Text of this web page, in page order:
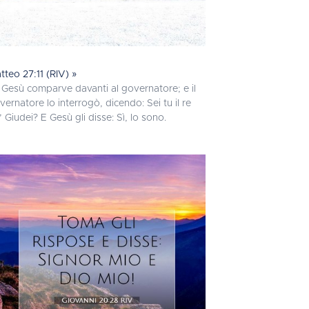
27:11 (RIV) »
comparve davanti al governatore; e il
lo interrogò, dicendo: Sei tu il re
Giudei? E Gesù gli disse: Sì, lo sono.